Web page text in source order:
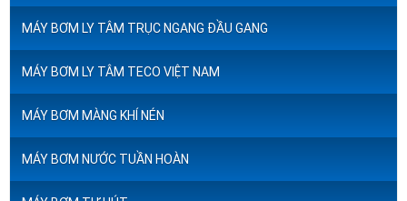
MÁY BƠM LY TÂM TRỤC NGANG ĐẦU GANG
MÁY BƠM LY TÂM TECO VIỆT NAM
MÁY BƠM MÀNG KHÍ NÉN
MÁY BƠM NƯỚC TUẦN HOÀN